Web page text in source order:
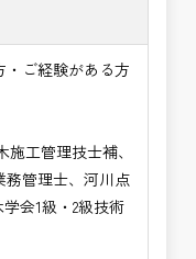
ご経験がある方
工管理技士補、
務管理士、河川点
会1級・2級技術